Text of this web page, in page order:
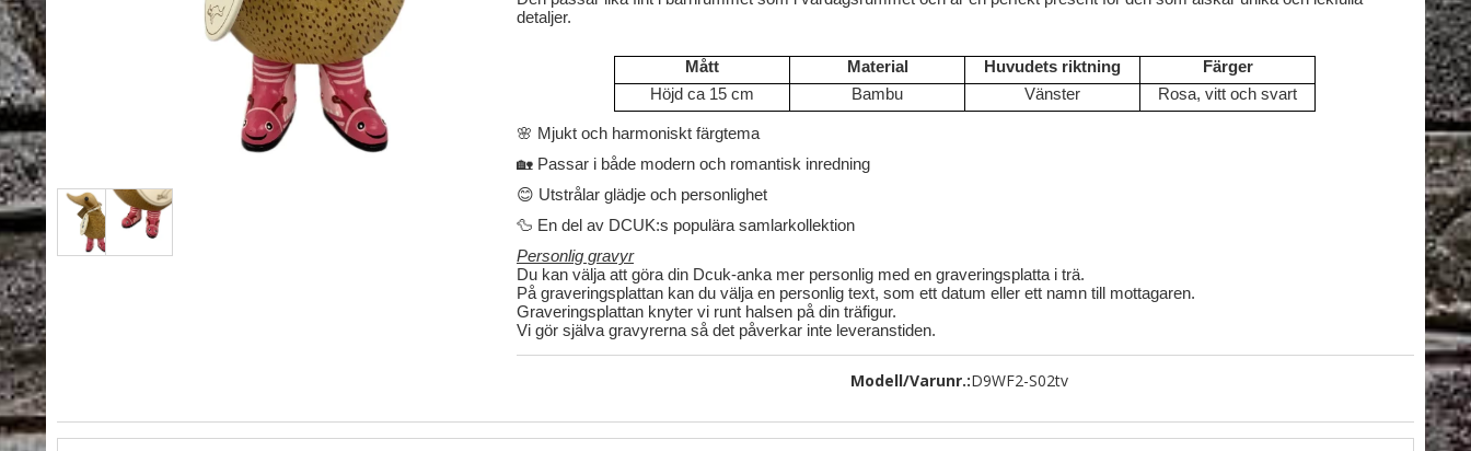
detaljer.
Mått Material Huvudets riktning
Färger
Höjd ca 15 cm
Bambu Vänster Rosa, vitt och svart
🌸 Mjukt och harmoniskt färgtema
🏡Passar i både modern och romantisk inredning
😊 Utstrålar glädje och personlighet
🦆 En del av DCUK:s populära samlarkollektion
Personlig gravyr
Du kan välja att göra din Dcuk-anka mer personlig med en graveringsplatta i trä.
På graveringsplattan kan du välja en personlig text, som ett datum eller ett namn till mottagaren.
Graveringsplattan knyter vi runt halsen på din träfigur.
Vi gör själva gravyrerna så det påverkar inte leveranstiden.
Modell/Varunr.:D9WF2-S02tv